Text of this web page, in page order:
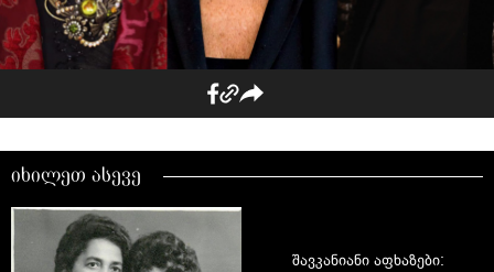
იხილეთ ასევე
შავკანიანი აფხაზები: